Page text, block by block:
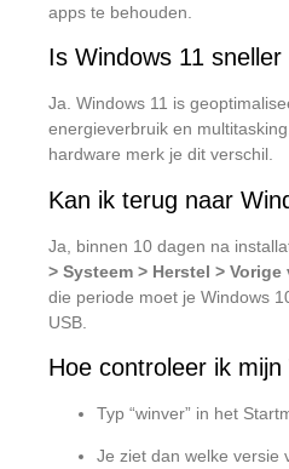
apps te behouden.
Is Windows 11
Ja. Windows 11 is
energieverbruik en
hardware merk je dit verschil.
Kan ik terug naar
Ja, binnen 10 dagen na
> Systeem > Herstel >
die periode moet je Windows
USB.
Hoe controleer ik
Typ “winver” in het
Je ziet dan welke versie